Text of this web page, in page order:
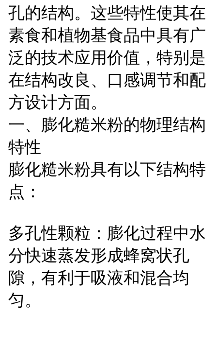
孔的结构。这些特性使其在
素食和植物基食品中具有广
泛的技术应用价值，特别是
在结构改良、口感调节和配
方设计方面。
一、膨化糙米粉的物理结构
特性
膨化糙米粉具有以下结构特
点：
多孔性颗粒：膨化过程中水
分快速蒸发形成蜂窝状孔
隙，有利于吸液和混合均
匀。